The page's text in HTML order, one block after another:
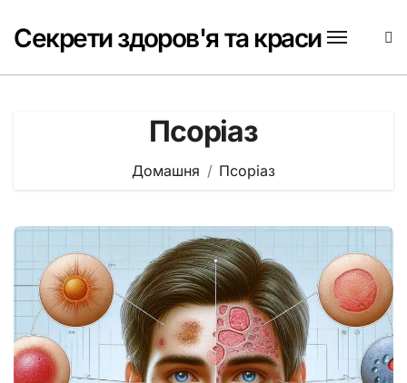
до
вмісту
Секрети здоров'я та краси
Псоріаз
Домашня Псоріаз